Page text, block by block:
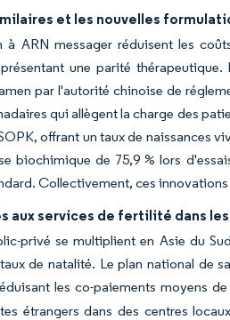
et les nouvelles
à ARN messager réduisent les
une parité
par l'autorité chinoise de
qui allègent la charge des
offrant un taux de naissances
biochimique de 75,9 % lors
Collectivement, ces
aux services de fertilité dans
privé se multiplient en Asie du
de natalité. Le plan national de
les co-paiements moyens de
étrangers dans des centres